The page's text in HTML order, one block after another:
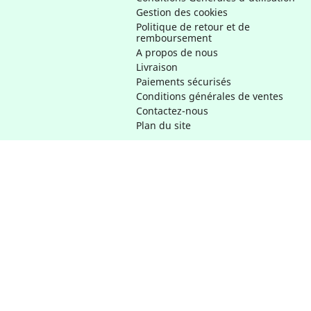
Gestion des cookies
Politique de retour et de
remboursement
A propos de nous
Livraison
Paiements sécurisés
Conditions générales de ventes
Contactez-nous
Plan du site